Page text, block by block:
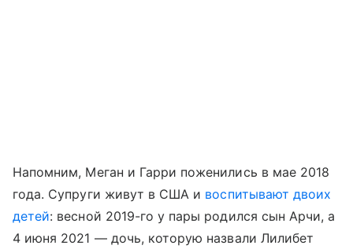
Напомним, Меган и Гарри поженились в мае 2018
года. Супруги живут в США и воспитывают двоих
детей: весной 2019-го у пары родился сын Арчи, а
4 июня 2021 — дочь, которую назвали Лилибет